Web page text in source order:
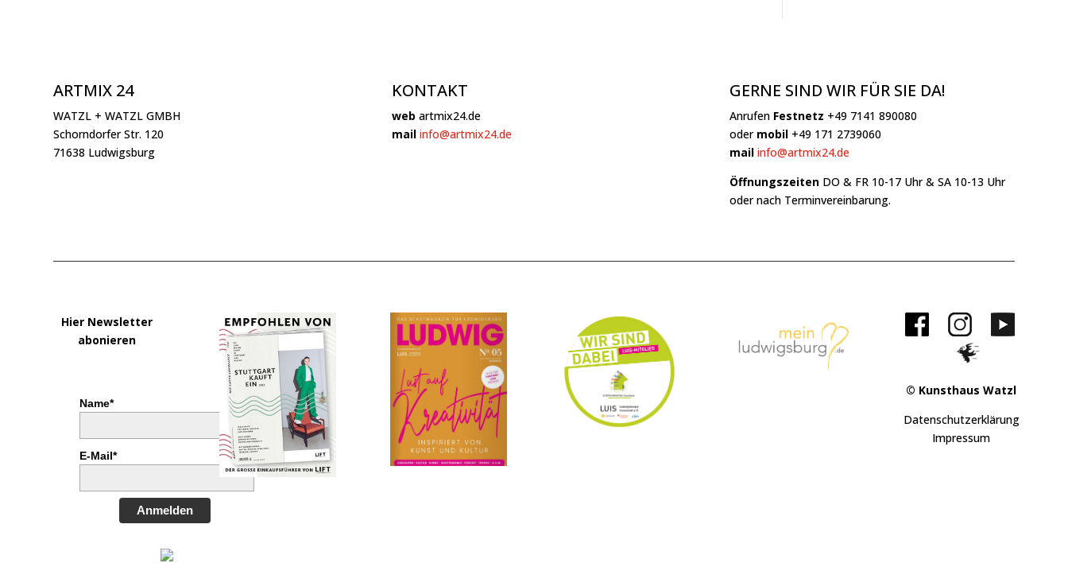
ARTMIX 24
WATZL + WATZL GMBH
Schorndorfer Str. 120
71638 Ludwigsburg
KONTAKT
web artmix24.de
mail info@artmix24.de
GERNE SIND WIR FÜR SIE DA!
Anrufen Festnetz +49 7141 890080
oder mobil+49 171 2739060
mail info@artmix24.de
ÖffnungszeitenDO & FR 10-17 Uhr & SA 10-13 Uhr
oder nach Terminvereinbarung.
Hier Newsletter
abonieren
Name*
E-Mail*
Anmelden
© Kunsthaus Watzl
Datenschutzerklärung
Impressum